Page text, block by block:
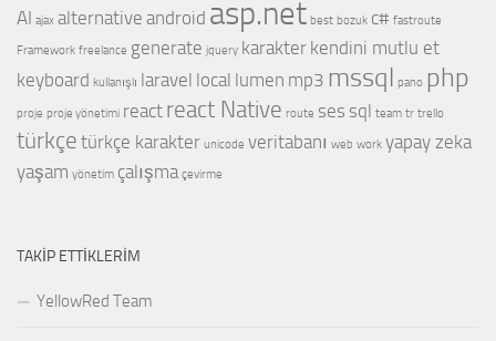
AI ajax alternative android asp.net best bozuk c# fastroute
Framework freelance generate jquery karakter kendini mutlu et
keyboard kullanışlı laravel local lumen mp3 mssql pano php
proje proje yönetimi react react Native route ses sql team tr trello
türkçe türkçe karakter unicode veritabanı web work yapay zeka
yaşam yönetim çalışma çevirme
TAKIP ETTIKLERIM
YellowRed Team